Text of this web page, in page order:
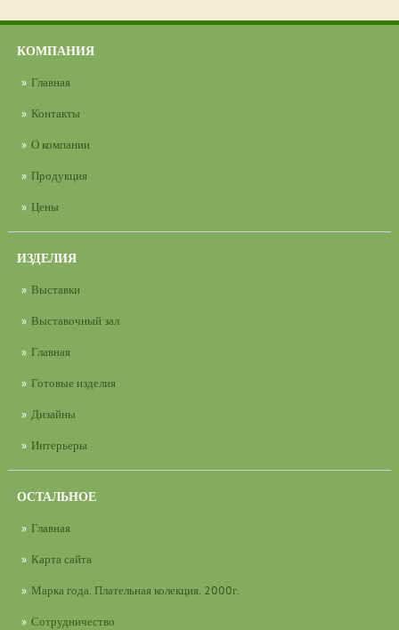
КОМПАНИЯ
Главная
Контакты
О компании
Продукция
Цены
ИЗДЕЛИЯ
Выставки
Выставочный зал
Главная
Готовые изделия
Дизайны
Интерьеры
ОСТАЛЬНОЕ
Главная
Карта сайта
Марка года. Плательная колекция. 2000г.
Сотрудничество